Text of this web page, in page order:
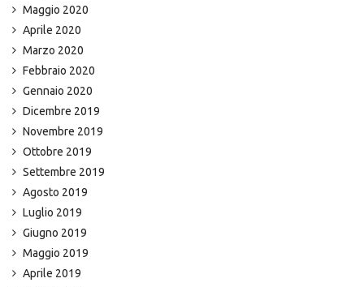
Maggio 2020
Aprile 2020
Marzo 2020
Febbraio 2020
Gennaio 2020
Dicembre 2019
Novembre 2019
Ottobre 2019
Settembre 2019
Agosto 2019
Luglio 2019
Giugno 2019
Maggio 2019
Aprile 2019